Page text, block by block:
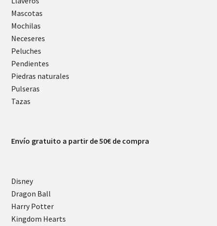
Mascotas
Mochilas
Neceseres
Peluches
Pendientes
Piedras naturales
Pulseras
Tazas
Envío gratuito a partir de 50€ de compra
Disney
Dragon Ball
Harry Potter
Kingdom Hearts